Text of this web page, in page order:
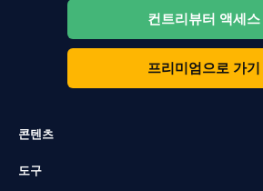
컨트리뷰터 액세스
프리미엄으로 가기
콘텐츠
도구